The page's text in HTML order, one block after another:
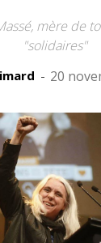
mère de
"solidaires"
- 20